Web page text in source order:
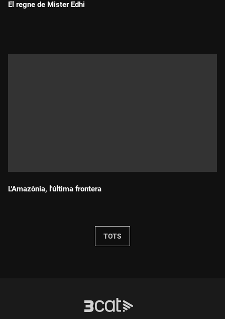
El regne de Mister Edhi
L'Amazònia, l'última frontera
TOTS